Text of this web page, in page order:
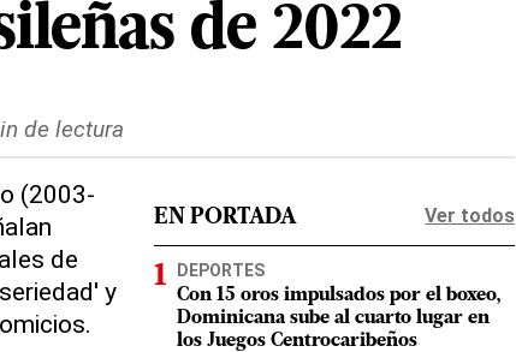
de 2022
de lectura
(2003-
de
y
EN PORTADA Ver todos
DEPORTES
Con 15 oros impulsados por el boxeo,
Dominicana sube al cuarto lugar en
los Juegos Centrocaribeños